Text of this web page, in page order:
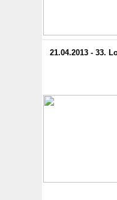
21.04.2013 - 33.